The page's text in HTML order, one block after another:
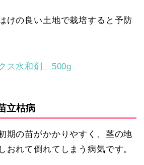
けの良い土地で栽培すると予防
ス水和剤 500g
立枯病
期の苗がかかりやすく、茎の地
おれて倒れてしまう病気です。